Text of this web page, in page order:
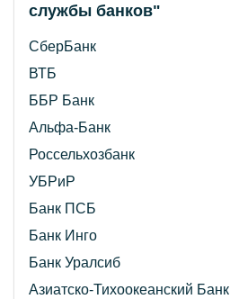
службы банков"
СберБанк
ВТБ
ББР Банк
Альфа-Банк
Россельхозбанк
УБРиР
Банк ПСБ
Банк Инго
Банк Уралсиб
Азиатско-Тихоокеанский Банк